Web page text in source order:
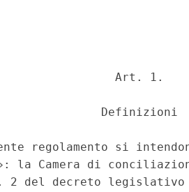
Art. 1.
Definizioni
regolamento si
la Camera di
del decreto legislativo